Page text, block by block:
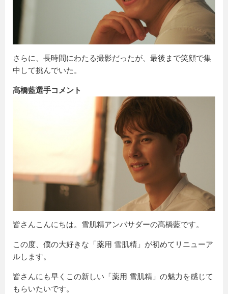
さらに、長時間にわたる撮影だったが、最後まで笑顔で集
中して挑んでいた。
髙橋藍選手コメント
皆さんこんにちは。雪肌精アンバサダーの髙橋藍です。
この度、僕の大好きな「薬用 雪肌精」が初めてリニューア
ルします。
皆さんにも早くこの新しい「薬用 雪肌精」の魅力を感じて
もらいたいです。